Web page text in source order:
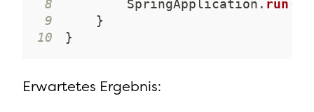
8
        SpringApplication
. run(
9
}
10
}
Erwartetes Ergebnis: